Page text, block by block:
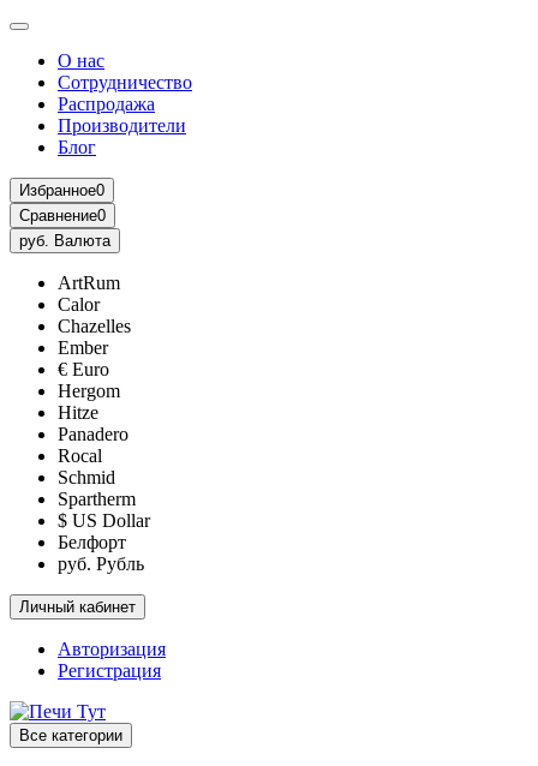
О нас
Сотрудничество
Распродажа
Производители
Блог
Избранное0
Сравнение0
руб. Валюта
ArtRum
Calor
Chazelles
Ember
€ Euro
Hergom
Hitze
Panadero
Rocal
Schmid
Spartherm
$ US Dollar
Белфорт
руб. Рубль
Личный кабинет
Авторизация
Регистрация
Все категории